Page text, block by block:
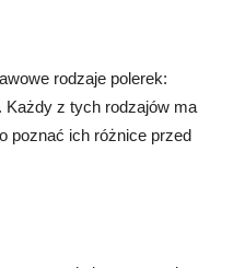
rodzaje polerek:
Każdy z tych rodzajów ma
poznać ich różnice przed